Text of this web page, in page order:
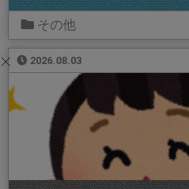
その他
2026.08.03